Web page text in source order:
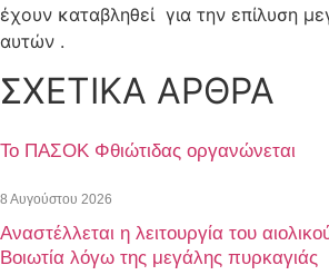
έχουν καταβληθεί για την επίλυση
αυτών .
ΣΧΕΤΙΚΑ ΑΡΘΡΑ
Το ΠΑΣΟΚ Φθιώτιδας οργανώνεται
8 Αυγούστου 2026
Αναστέλλεται η λειτουργία του
Βοιωτία λόγω της μεγάλης πυρκαγιάς